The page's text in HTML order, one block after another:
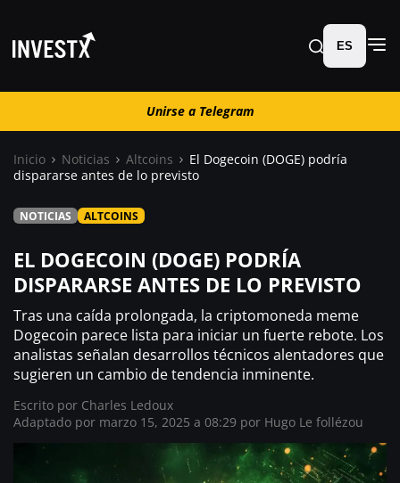
Unirse a Telegram
Noticias
Trading
¿ Dónde comprar ?
ES
Unirse a Telegram
Inicio Noticias Altcoins
El Dogecoin (DOGE) podría
dispararse antes de lo previsto
NOTICIAS ALTCOINS
EL DOGECOIN (DOGE) PODRÍA
DISPARARSE ANTES DE LO PREVISTO
Tras una caída prolongada, la criptomoneda meme
Dogecoin parece lista para iniciar un fuerte rebote. Los
analistas señalan desarrollos técnicos alentadores que
sugieren un cambio de tendencia inminente.
Escrito por Charles Ledoux
Adaptado por marzo 15, 2025 a 08:29 por Hugo Le follézou